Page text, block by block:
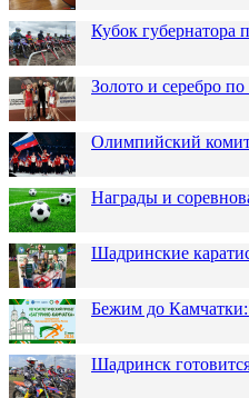
Кубок губернатора
Золото и серебро
Олимпийский
Награды и
Шадринские
Бежим до
Шадринск